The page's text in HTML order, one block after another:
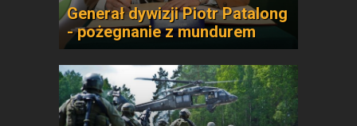
Generał dywizji Piotr Patalong
- pożegnanie z mundurem